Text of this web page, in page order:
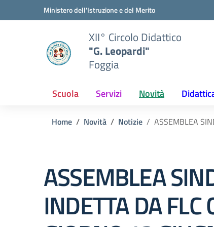
Vai ai contenuti
Vai al menu di navigazioneMinistero dell'Istruzione e del Merito
XII° Circolo Didattico
"G. Leopardi"
Foggia
Scuola Servizi Novità
Home Novità Notizie ASSEMBLEA
ASSEMBLEA
INDETTA DA FLC